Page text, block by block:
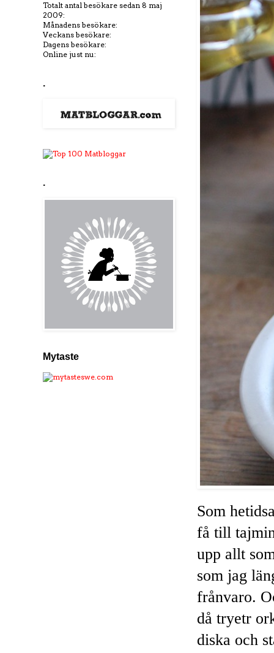
Som
få till
upp allt
som jag
frånvaro.
då tryetr
diska och
Totalt antal besökare sedan 8 maj
2009:
Månadens besökare:
Veckans besökare:
Dagens besökare:
Online just nu:
.
.
Mytaste